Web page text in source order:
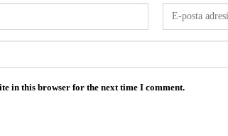
in this browser for the next time I comment.